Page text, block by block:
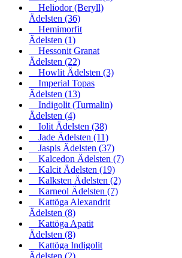
Heliodor (Beryll)
Ädelsten (36)
Hemimorfit
Ädelsten (1)
Hessonit Granat
Ädelsten (22)
Howlit Ädelsten (3)
Imperial Topas
Ädelsten (13)
Indigolit (Turmalin)
Ädelsten (4)
Iolit Ädelsten (38)
Jade Ädelsten (11)
Jaspis Ädelsten (37)
Kalcedon Ädelsten (7)
Kalcit Ädelsten (19)
Kalksten Ädelsten (2)
Karneol Ädelsten (7)
Kattöga Alexandrit
Ädelsten (8)
Kattöga Apatit
Ädelsten (8)
Kattöga Indigolit